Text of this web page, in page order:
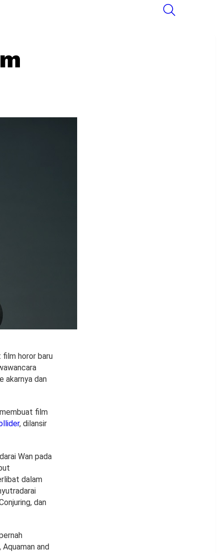
film horor baru
akarnya dan
film
, dilansir
Wan pada
dalam
dan
and